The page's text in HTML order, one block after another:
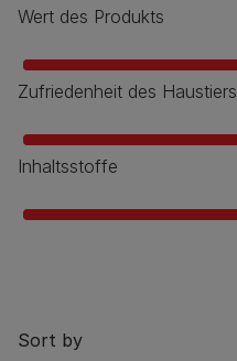
Wert des Produkts
Zufriedenheit des Haustiers
Inhaltsstoffe
Sort by